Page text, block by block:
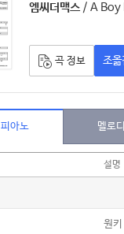
엠씨더맥스 / A
곡 정보 조옮
피아노 멜로디
설명
원키